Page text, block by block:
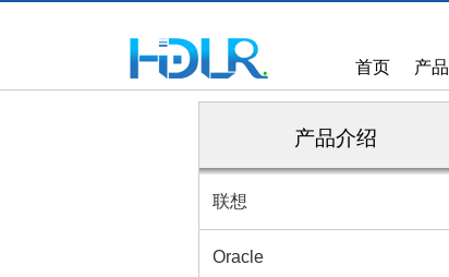
首页 产品
产品介绍
联想
Oracle